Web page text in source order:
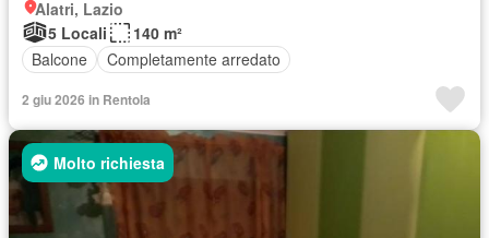
Alatri, Lazio
5 Locali
140 m²
Balcone
Completamente arredato
2 giu 2026 in Rentola
Molto richiesta